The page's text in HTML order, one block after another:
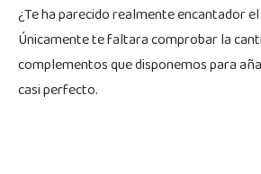
¿Te ha parecido realmente encantador
Únicamente te faltara comprobar la
complementos que disponemos para
casi perfecto.